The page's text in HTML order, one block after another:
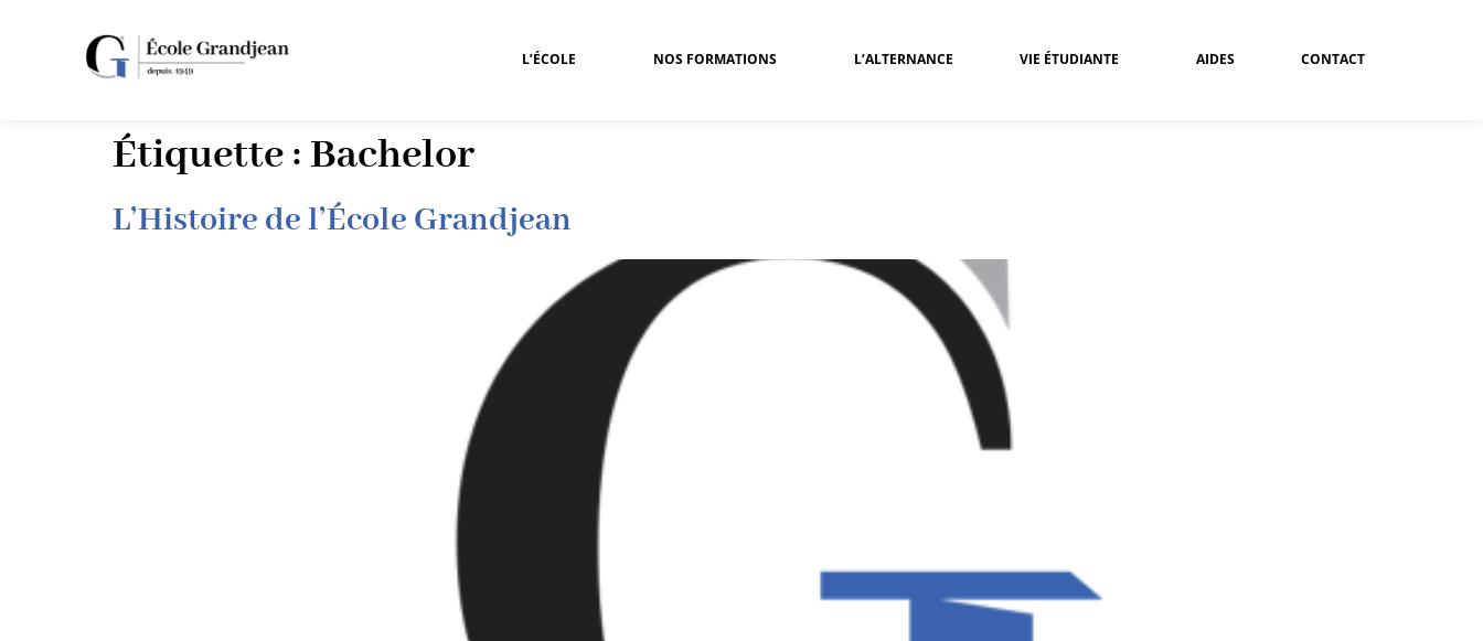
L’ÉCOLE NOS FORMATIONS L’ALTERNANCE VIE ÉTUDIANTE AIDES CONTACT
Étiquette : Bachelor
L’Histoire de l’École Grandjean